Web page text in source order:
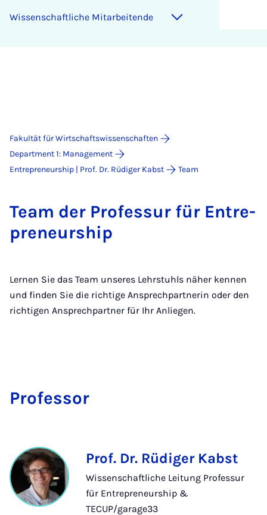
Wis­sen­schaft­li­che Mit­a­r­bei­ten­de
Fakultät für Wirtschaftswissenschaften
Department 1: Management
Entrepreneurship | Prof. Dr. Rüdiger Kabst
Team
Team der Pro­fes­sur für Entre­
pre­neur­ship
Lernen Sie das Team unseres Lehrstuhls näher kennen
und finden Sie die richtige Ansprechpartnerin oder den
richtigen Ansprechpartner für Ihr Anliegen.
Pro­fes­sor
Prof. Dr. Rüdiger Kabst
Wissenschaftliche Leitung Professur
für Entrepreneurship &
TECUP/garage33